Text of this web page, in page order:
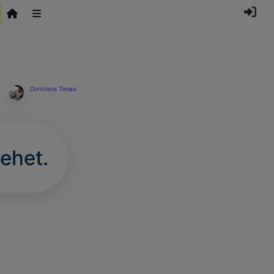
Domokos Timea